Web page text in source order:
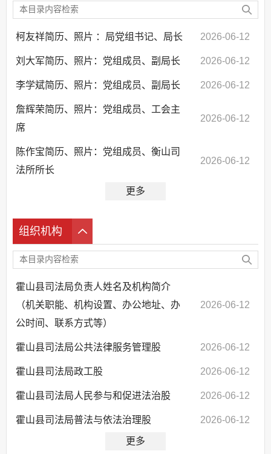
柯友祥简历、照片 ：局党组书记、局长 2026-06-12
刘大军简历、照片：党组成员、副局长 2026-06-12
李学斌简历、照片：党组成员、副局长 2026-06-12
詹辉荣简历、照片：党组成员、工会主
席
2026-06-12
陈作宝简历、照片：党组成员、衡山司
法所所长
2026-06-12
更多
组织机构
霍山县司法局负责人姓名及机构简介
（机关职能、机构设置、办公地址、办
公时间、联系方式等）
2026-06-12
霍山县司法局公共法律服务管理股 2026-06-12
霍山县司法局政工股 2026-06-12
霍山县司法局人民参与和促进法治股 2026-06-12
霍山县司法局普法与依法治理股 2026-06-12
更多